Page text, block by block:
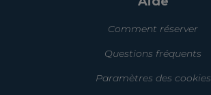
Comment réserver
Questions fréquents
Paramètres des cookies